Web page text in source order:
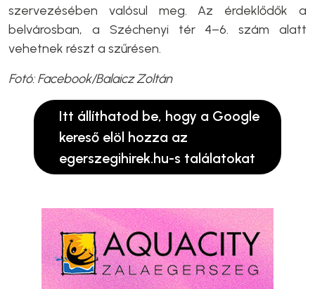
szervezésében valósul meg. Az érdeklődők a
belvárosban, a Széchenyi tér 4–6. szám alatt
vehetnek részt a szűrésen.
Fotó: Facebook/Balaicz Zoltán
Itt állíthatod be, hogy a Google
kereső elöl hozza az
egerszegihirek.hu-s találatokat